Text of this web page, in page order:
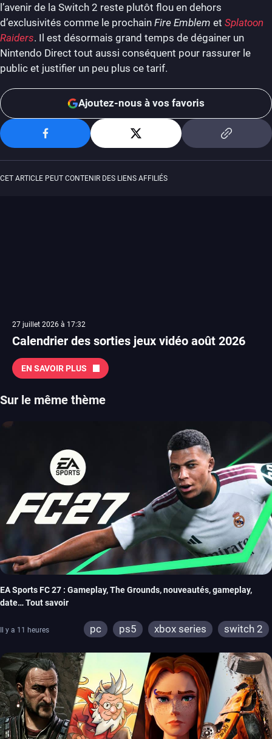
l’avenir de la Switch 2 reste plutôt flou en dehors
d’exclusivités comme le prochain Fire Emblem et Splatoon
Raiders. Il est désormais grand temps de dégainer un
Nintendo Direct tout aussi conséquent pour rassurer le
public et justifier un peu plus ce tarif.
Ajoutez-nous à vos favoris
CET ARTICLE PEUT CONTENIR DES LIENS AFFILIÉS
27 juillet 2026 à 17:32
Calendrier des sorties jeux vidéo août 2026
EN SAVOIR PLUS
Sur le même thème
EA Sports FC 27 : Gameplay, The Grounds, nouveautés, gameplay,
date… Tout savoir
Il y a 11 heures pc ps5 xbox series switch 2